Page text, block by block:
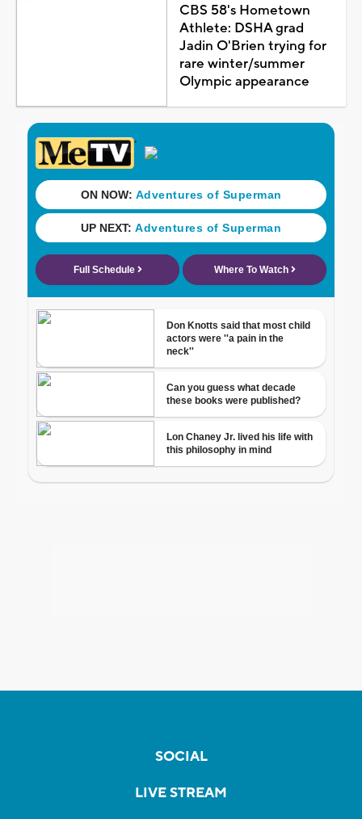
CBS 58's Hometown
Athlete: DSHA grad
Jadin O'Brien trying for
rare winter/summer
Olympic appearance
SOCIAL
LIVE STREAM